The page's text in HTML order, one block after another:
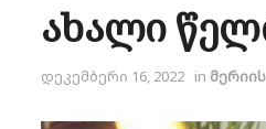
ახალი
დეკემბერი 16, 2022 in